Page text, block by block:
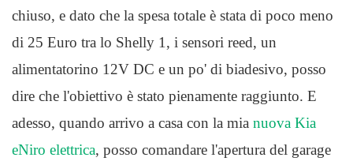
chiuso, e dato che la spesa totale è stata di poco meno
di 25 Euro tra lo Shelly 1, i sensori reed, un
alimentatorino 12V DC e un po' di biadesivo, posso
dire che l'obiettivo è stato pienamente raggiunto. E
adesso, quando arrivo a casa con la mia nuova Kia
eNiro elettrica, posso comandare l'apertura del garage